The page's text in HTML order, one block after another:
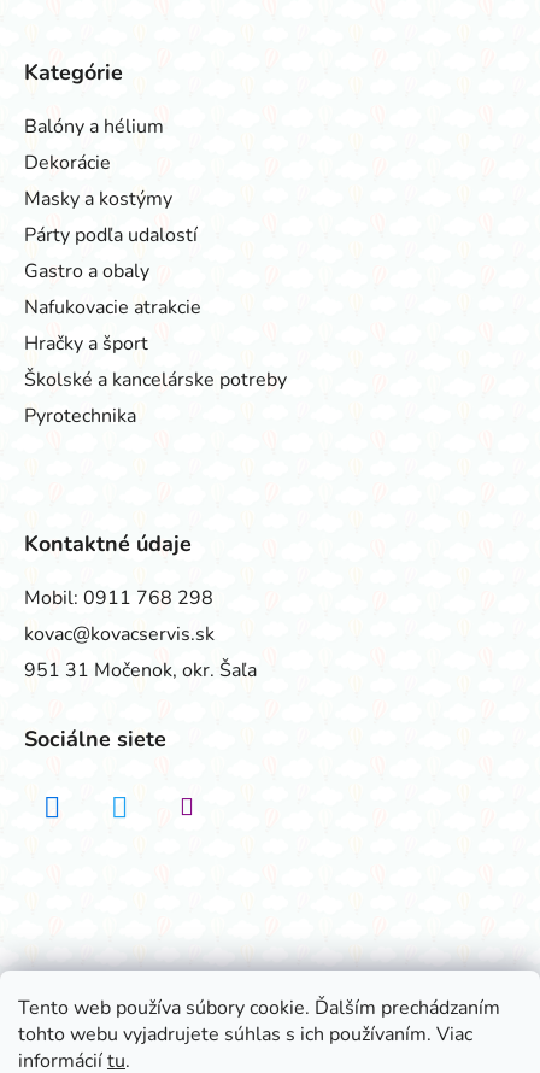
Tento web používa súbory cookie. Ďalším prechádzaním
tohto webu vyjadrujete súhlas s ich používaním. Viac
informáciítu.
Kategórie
Balóny a hélium
Dekorácie
Masky a kostýmy
Párty podľa udalostí
Gastro a obaly
Nafukovacie atrakcie
Hračky a šport
Školské a kancelárske potreby
Pyrotechnika
Kontaktné údaje
Mobil: 0911 768 298
kovac@kovacservis.sk
951 31 Močenok, okr. Šaľa
Sociálne siete